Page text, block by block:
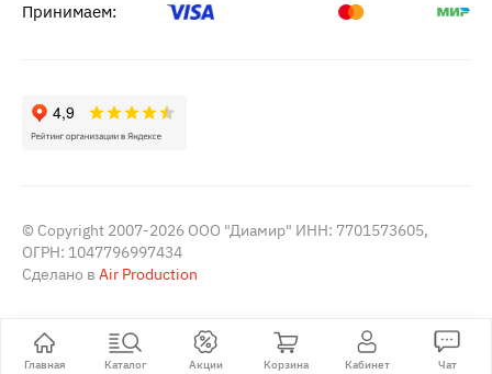
Главная Каталог Акции Корзина Кабинет Чат
Принимаем:
© Copyright 2007-2026 ООО "Диамир" ИНН: 7701573605,
ОГРН: 1047796997434
Сделано в Air Production